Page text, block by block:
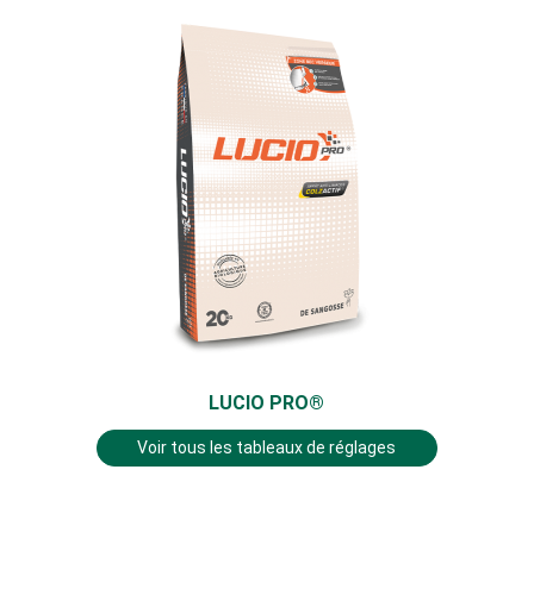
LUCIO PRO®
Voir tous les tableaux de réglages